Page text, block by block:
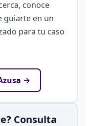
conoce
guiarte en un
para tu caso
→
Consulta